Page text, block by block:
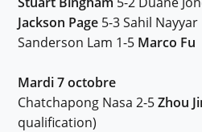
Jackson Page 5-3 Sahil Nayyar
Sanderson Lam 1-5 Marco Fu
Mardi 7 octobre
Chatchapong Nasa 2-5Zhou
qualification)